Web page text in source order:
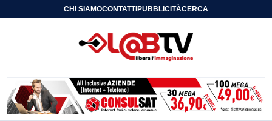
CHI SIAMOCONTATTIPUBBLICITÀCERCA